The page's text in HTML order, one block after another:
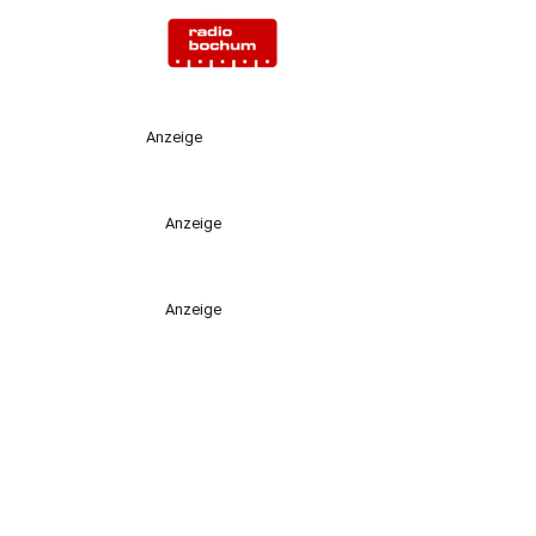
Anzeige
Anzeige
Anzeige